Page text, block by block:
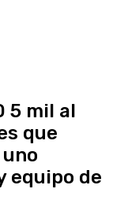
5 mil al
que
equipo de